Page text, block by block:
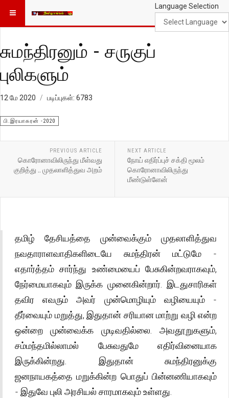
Language Selection
சுமந்திரனும் - சருகுப்
புலிகளும்
12 மே 2020 படிப்புகள்: 6783
பி.இரயாகரன் -2020
PREVIOUS ARTICLE
கொரோனாவிலிருந்து மீள்வது
குறித்து .. முதலாளித்துவ அறம்
NEXT ARTICLE
நோய் எதிர்ப்புச் சக்தி மூலம்
கொரோனாவிலிருந்து
மீண்டுள்ளேன்
தமிழ் தேசியத்தை முன்வைக்கும் முதலாளித்துவ
நவதாராளவாதிகளிடையே சுமந்திரன் மட்டுமே -
எதார்த்தம் சார்ந்து உண்மையைப் பேசுகின்றவராகவும்,
நேர்மையாகவும் இருக்க முனைகின்றார். இடதுசாரிகள்
தவிர எவரும் அவர் முன்மொழியும் வழியையும் -
தீர்வையும் மறுத்து, இதுதான் சரியான மாற்று வழி என்ற
ஒன்றை முன்வைக்க முடிவதில்லை. அவதூறுகளும்,
சம்மந்தமில்லாமல் பேசுவதுமே எதிர்வினையாக
இருக்கின்றது. இதுதான் சுமந்திரனுக்கு
ஜனநாயகத்தை மறுக்கின்ற பொதுப் பின்னணியாகவும்
- இதுவே புலி அரசியல் சாரமாகவும் உள்ளது.